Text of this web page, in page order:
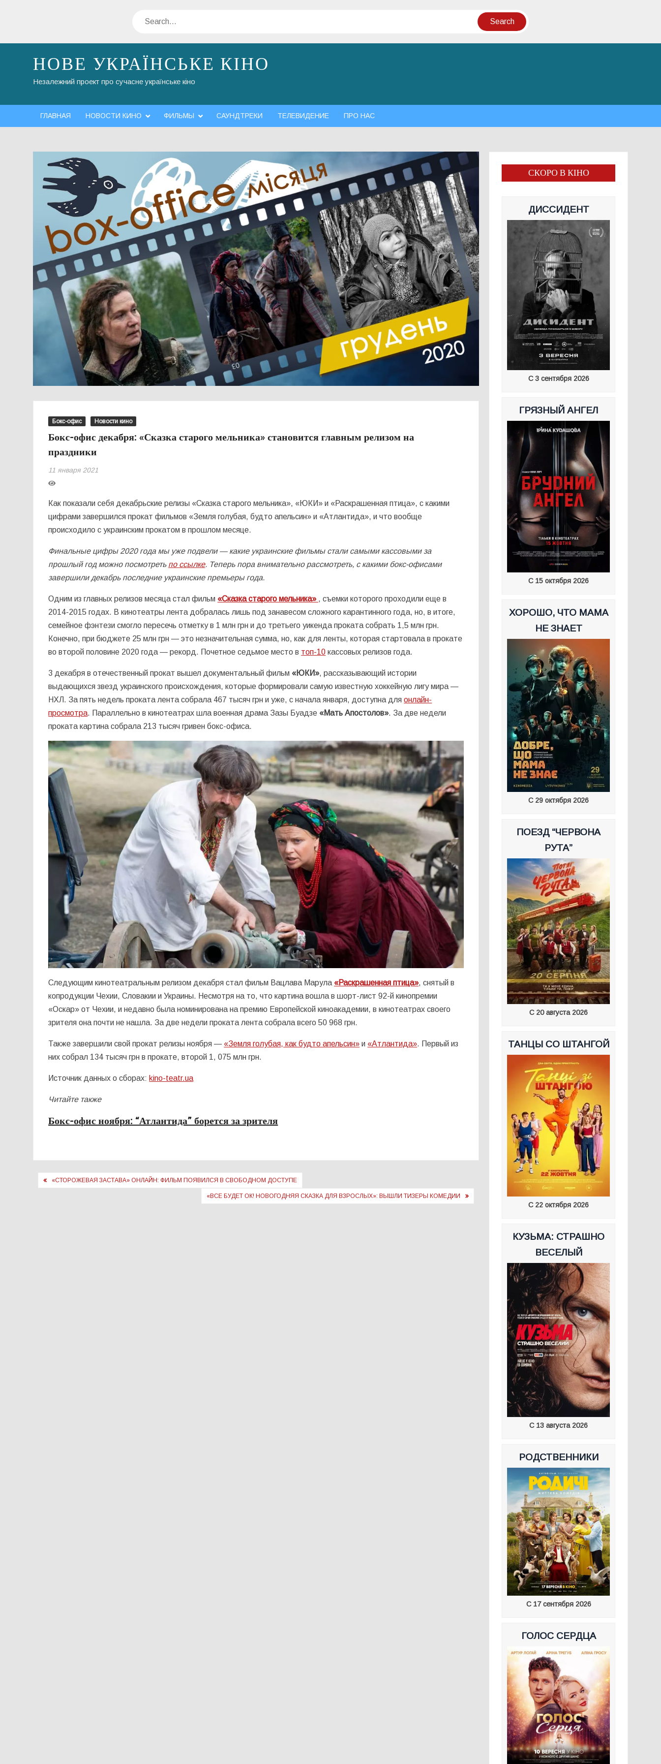
Search
НОВЕ УКРАЇНСЬКЕ КІНО
Незалежний проект про сучасне українське кіно
ГЛАВНАЯ НОВОСТИ КИНО ФИЛЬМЫ САУНДТРЕКИ ТЕЛЕВИДЕНИЕ ПРО НАС
Бокс-офис Новости кино
Бокс-офис декабря: «Сказка старого мельника» становится главным релизом на
праздники
11 января 2021
Как показали себя декабрьские релизы «Сказка старого мельника», «ЮКИ» и «Раскрашенная птица», с какими
цифрами завершился прокат фильмов «Земля голубая, будто апельсин» и «Атлантида», и что вообще
происходило с украинским прокатом в прошлом месяце.
Финальные цифры 2020 года мы уже подвели — какие украинские фильмы стали самыми кассовыми за
прошлый год можно посмотреть по ссылке. Теперь пора внимательно рассмотреть, с какими бокс-офисами
завершили декабрь последние украинские премьеры года.
Одним из главных релизов месяца стал фильм «Сказка старого мельника» , съемки которого проходили еще в
2014-2015 годах. В кинотеатры лента добралась лишь под занавесом сложного карантинного года, но, в итоге,
семейное фэнтези смогло пересечь отметку в 1 млн грн и до третьего уикенда проката собрать 1,5 млн грн.
Конечно, при бюджете 25 млн грн — это незначительная сумма, но, как для ленты, которая стартовала в прокате
во второй половине 2020 года — рекорд. Почетное седьмое место в топ-10 кассовых релизов года.
3 декабря в отечественный прокат вышел документальный фильм «ЮКИ», рассказывающий истории
выдающихся звезд украинского происхождения, которые формировали самую известную хоккейную лигу мира —
НХЛ. За пять недель проката лента собрала 467 тысяч грн и уже, с начала января, доступна дляонлайн-
просмотра. Параллельно в кинотеатрах шла военная драма Зазы Буадзе «Мать Апостолов». За две недели
проката картина собрала 213 тысяч гривен бокс-офиса.
Следующим кинотеатральным релизом декабря стал фильм Вацлава Марула «Раскрашенная птица», снятый в
копродукции Чехии, Словакии и Украины. Несмотря на то, что картина вошла в шорт-лист 92-й кинопремии
«Оскар» от Чехии, и недавно была номинирована на премию Европейской киноакадемии, в кинотеатрах своего
зрителя она почти не нашла. За две недели проката лента собрала всего 50 968 грн.
Также завершили свой прокат релизы ноября — «Земля голубая, как будто апельсин» и «Атлантида». Первый из
них собрал 134 тысяч грн в прокате, второй 1, 075 млн грн.
Источник данных о сборах: kino-teatr.ua
Читайте также
Бокс-офис ноября: “Атлантида” борется за зрителя
Навигация
«СТОРОЖЕВАЯ ЗАСТАВА» ОНЛАЙН: ФИЛЬМ ПОЯВИЛСЯ В СВОБОДНОМ ДОСТУПЕ
«ВСЕ БУДЕТ ОК! НОВОГОДНЯЯ СКАЗКА ДЛЯ ВЗРОСЛЫХ»: ВЫШЛИ ТИЗЕРЫ КОМЕДИИ
СКОРО В КІНО
ДИССИДЕНТ
С 3 сентября 2026
ГРЯЗНЫЙ АНГЕЛ
С 15 октября 2026
ХОРОШО, ЧТО МАМА
НЕ ЗНАЕТ
С 29 октября 2026
ПОЕЗД “ЧЕРВОНА
РУТА”
С 20 августа 2026
ТАНЦЫ СО ШТАНГОЙ
С 22 октября 2026
КУЗЬМА: СТРАШНО
ВЕСЕЛЫЙ
С 13 августа 2026
РОДСТВЕННИКИ
С 17 сентября 2026
ГОЛОС СЕРДЦА